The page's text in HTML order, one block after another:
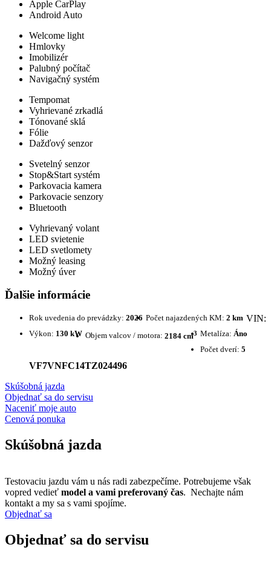
Apple CarPlay
Android Auto
Welcome light
Hmlovky
Imobilizér
Palubný počítač
Navigačný systém
Tempomat
Vyhrievané zrkadlá
Tónované sklá
Fólie
Dažďový senzor
Svetelný senzor
Stop&Start systém
Parkovacia kamera
Parkovacie senzory
Bluetooth
Vyhrievaný volant
LED svietenie
LED svetlomety
Možný leasing
Možný úver
Ďalšie informácie
Rok uvedenia do prevádzky: 2026 Počet najazdených KM: 2 km
Výkon: 130 kW Objem valcov / motora: 2184 cm3 Metalíza: Áno
Počet dverí: 5
VIN:
VF7VNFC14TZ024496
Skúšobná jazda
Objednať sa do servisu
Naceniť moje auto
Cenová ponuka
Skúšobná jazda
Testovaciu jazdu vám u nás radi zabezpečíme. Potrebujeme však
vopred vedieť model a vami preferovaný čas. Nechajte nám
kontakt a my sa s vami spojíme.
Objednať sa
Objednať sa do servisu